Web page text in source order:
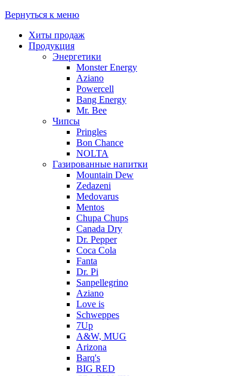
Вернуться к меню
Хиты продаж
Продукция
Энергетики
Monster Energy
Aziano
Powercell
Bang Energy
Mr. Bee
Чипсы
Pringles
Bon Chance
NOLTA
Газированные напитки
Mountain Dew
Zedazeni
Medovarus
Mentos
Chupa Chups
Canada Dry
Dr. Pepper
Coca Cola
Fanta
Dr. Pi
Sanpellegrino
Aziano
Love is
Schweppes
7Up
A&W, MUG
Arizona
Barq's
BIG RED